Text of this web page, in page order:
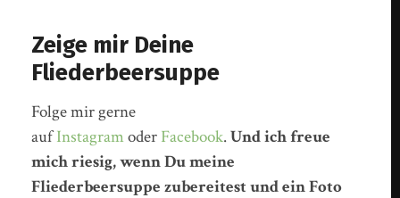
Zeige mir Deine
Fliederbeersuppe
Folge mir gerne
aufInstagramoder Facebook.Und ich freue
mich riesig, wenn Du meine
Fliederbeersuppe zubereitest und ein Foto